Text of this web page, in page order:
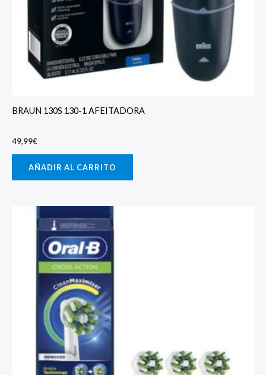
BRAUN 130S 130-1 AFEITADORA
49,99€
AÑADIR AL CARRITO